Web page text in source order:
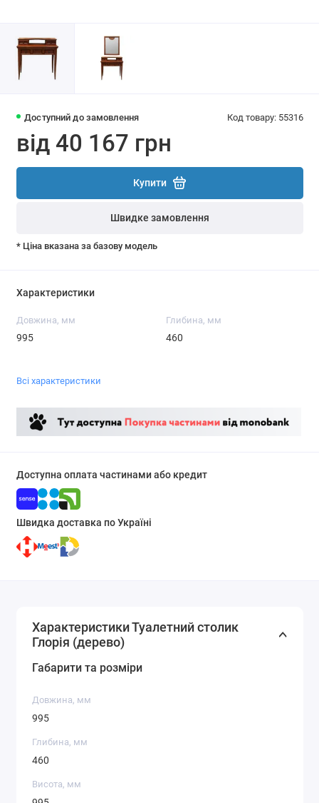
Доступний до замовлення Код товару: 55316
від 40 167 грн
Купити
Швидке замовлення
* Ціна вказана за базову модель
Характеристики
Довжина, мм
995
Глибина, мм
460
Всі характеристики
Доступна оплата частинами або кредит
Швидка доставка по Україні
Характеристики Туалетний столик
Глорія (дерево)
Габарити та розміри
Довжина, мм
995
Глибина, мм
460
Висота, мм